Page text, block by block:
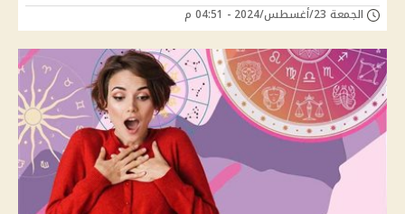
الجمعة 23/أغسطس/2024 - 04:51 م